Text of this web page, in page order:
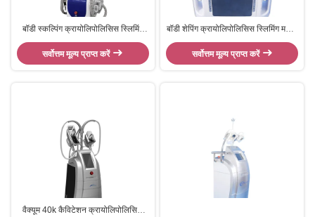
बॉडी स्कल्पिंग क्रायोलिपोलिसिस स्लिमिंग
मशीन पोर्टेबल स्टाइल वेट लॉस मशीन
सर्वोत्तम मूल्य प्राप्त करें
बॉडी शेपिंग क्रायोलिपोलिसिस स्लिमिंग मशीन
क्रायोपैड मशीन 98 * 98 मिमी उपचार क्षेत्र
सर्वोत्तम मूल्य प्राप्त करें
वैक्यूम 40k कैविटेशन क्रायोलिपोलिसिस